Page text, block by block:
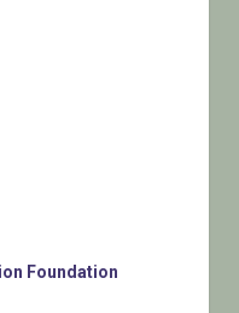
Foundation